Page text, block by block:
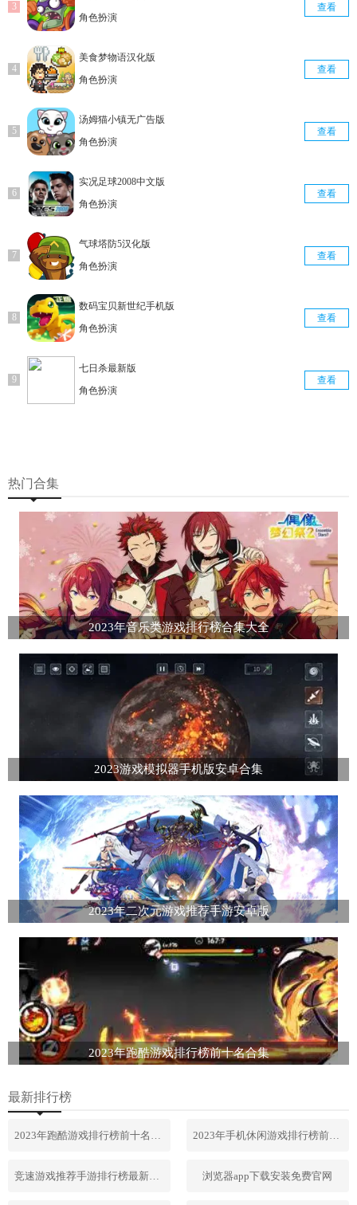
角色扮演
查看
美食梦物语汉化版
角色扮演
查看
汤姆猫小镇无广告版
角色扮演
查看
实况足球2008中文版
角色扮演
查看
气球塔防5汉化版
角色扮演
查看
数码宝贝新世纪手机版
角色扮演
查看
七日杀最新版
角色扮演
查看
热门合集
2023年音乐类游戏排行榜合集大全
2023游戏模拟器手机版安卓合集
2023年二次元游戏推荐手游安卓版
2023年跑酷游戏排行榜前十名合集
最新排行榜
2023年手机休闲游戏排行榜前十名
浏览器app下载安装免费官网